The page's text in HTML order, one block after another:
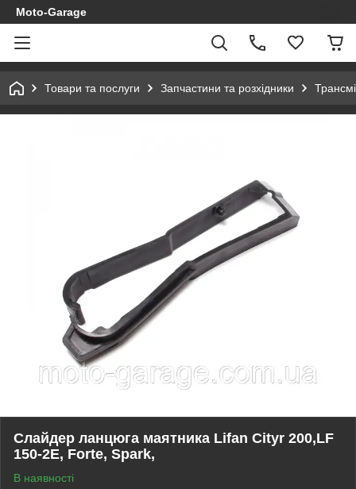
Moto-Garage
Товари та послуги Запчастини та розхідники
Слайдер ланцюга маятника Lifan Cityr 200,LF
150-2E, Forte, Spark,
В наявності